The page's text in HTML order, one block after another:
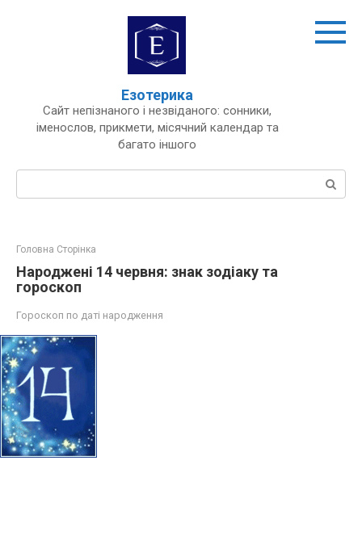
Езотерика
Сайт непізнаного і незвіданого: сонники,
іменослов, прикмети, місячний календар та
багато іншого
Пошук:
Головна Сторінка
Народжені 14 червня: знак зодіаку та
гороскоп
Гороскоп по даті народження